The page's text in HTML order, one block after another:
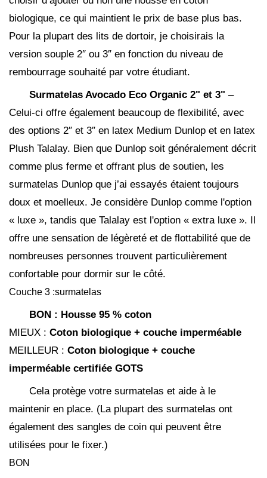
biologique, ce qui maintient le prix de base plus bas.
Pour la plupart des lits de dortoir, je choisirais la
version souple 2″ ou 3″ en fonction du niveau de
rembourrage souhaité par votre étudiant.
Surmatelas Avocado Eco Organic 2" et 3" –
Celui-ci offre également beaucoup de flexibilité, avec
des options 2″ et 3″ en latex Medium Dunlop et en latex
Plush Talalay. Bien que Dunlop soit généralement décrit
comme plus ferme et offrant plus de soutien, les
surmatelas Dunlop que j’ai essayés étaient toujours
doux et moelleux. Je considère Dunlop comme l'option
« luxe », tandis que Talalay est l'option « extra luxe ». Il
offre une sensation de légèreté et de flottabilité que de
nombreuses personnes trouvent particulièrement
confortable pour dormir sur le côté.
Couche 3 :surmatelas
BON : Housse 95 % coton
MIEUX : Coton biologique + couche imperméable
MEILLEUR : Coton biologique + couche
imperméable certifiée GOTS
Cela protège votre surmatelas et aide à le
maintenir en place. (La plupart des surmatelas ont
également des sangles de coin qui peuvent être
utilisées pour le fixer.)
BON